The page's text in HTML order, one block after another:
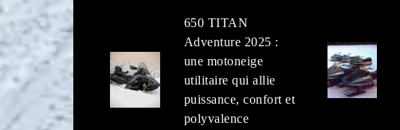
650 TITAN
Adventure 2025 :
une motoneige
utilitaire qui allie
puissance, confort et
polyvalence